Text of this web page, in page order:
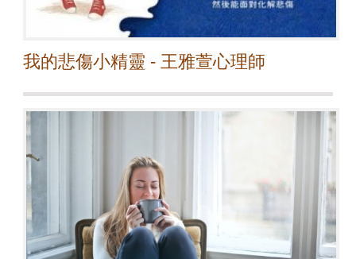
我的悲傷小精靈 - 王雅萱心理師